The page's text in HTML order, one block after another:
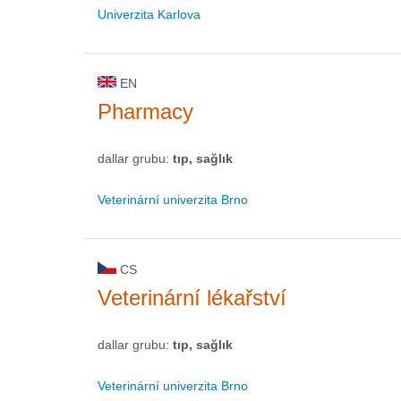
Univerzita Karlova
EN
Pharmacy
dallar grubu: tıp, sağlık
Veterinární univerzita Brno
CS
Veterinární lékařství
dallar grubu: tıp, sağlık
Veterinární univerzita Brno